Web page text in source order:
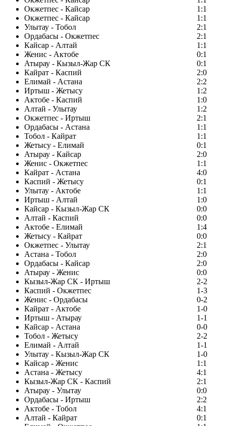
Окжетпес - Кайсар
1:1
Окжетпес - Кайсар
1:1
Улытау - Тобол
2:1
Ордабасы - Окжетпес
2:1
Кайсар - Алтай
1:1
Женис - Актобе
0:1
Атырау - Кызыл-Жар СК
0:1
Кайрат - Каспий
2:0
Елимай - Астана
2:2
Иртыш - Жетысу
1:2
Актобе - Каспий
1:0
Алтай - Улытау
1:2
Окжетпес - Иртыш
2:1
Ордабасы - Астана
1:1
Тобол - Кайрат
1:1
Жетысу - Елимай
0:1
Атырау - Кайсар
2:0
Женис - Окжетпес
1:1
Кайрат - Астана
4:0
Каспий - Жетысу
0:1
Улытау - Актобе
1:1
Иртыш - Алтай
1:0
Кайсар - Кызыл-Жар СК
0:0
Алтай - Каспий
0:0
Актобе - Елимай
1:4
Жетысу - Кайрат
0:0
Окжетпес - Улытау
2:1
Астана - Тобол
2:0
Ордабасы - Кайсар
2:0
Атырау - Женис
0:0
Кызыл-Жар СК - Иртыш
2-2
Каспий - Окжетпес
1-3
Женис - Ордабасы
0-2
Кайрат - Актобе
1-0
Иртыш - Атырау
1-1
Кайсар - Астана
0-0
Тобол - Жетысу
2-2
Елимай - Алтай
1-1
Улытау - Кызыл-Жар СК
1-0
Кайсар - Женис
1:1
Астана - Жетысу
4:1
Кызыл-Жар СК - Каспий
2:1
Атырау - Улытау
0:0
Ордабасы - Иртыш
2:2
Актобе - Тобол
4:1
Алтай - Кайрат
0:1